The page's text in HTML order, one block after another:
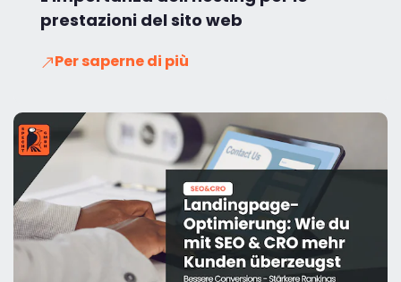
prestazioni del sito web
Per saperne di più